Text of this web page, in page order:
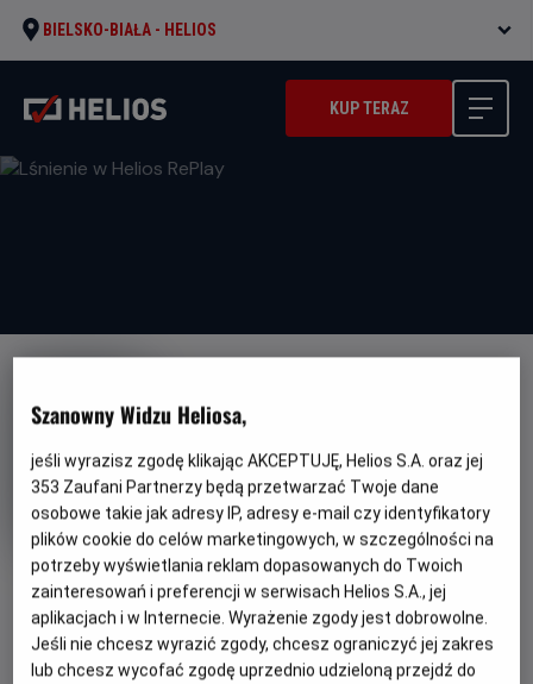
BIELSKO-BIAŁA - HELIOS
KUP TERAZ
OBSERWUJ
Lśnienie w Helios RePlay
Oryginalny
tytuł
The Shining Gatunek
Horror
Minimalny
wiek
Od 15 lat
Czas
trwania
154 min
REŻYSERIA SCENARIUSZ
WIĘCEJ SZCZEGÓŁÓW
Szanowny Widzu Heliosa,
jeśli wyrazisz zgodę klikając AKCEPTUJĘ, Helios S.A. oraz jej
353 Zaufani Partnerzy będą przetwarzać Twoje dane
osobowe takie jak adresy IP, adresy e-mail czy identyfikatory
plików cookie do celów marketingowych, w szczególności na
potrzeby wyświetlania reklam dopasowanych do Twoich
zainteresowań i preferencji w serwisach Helios S.A., jej
aplikacjach i w Internecie. Wyrażenie zgody jest dobrowolne.
Jeśli nie chcesz wyrazić zgody, chcesz ograniczyć jej zakres
lub chcesz wycofać zgodę uprzednio udzieloną przejdź do